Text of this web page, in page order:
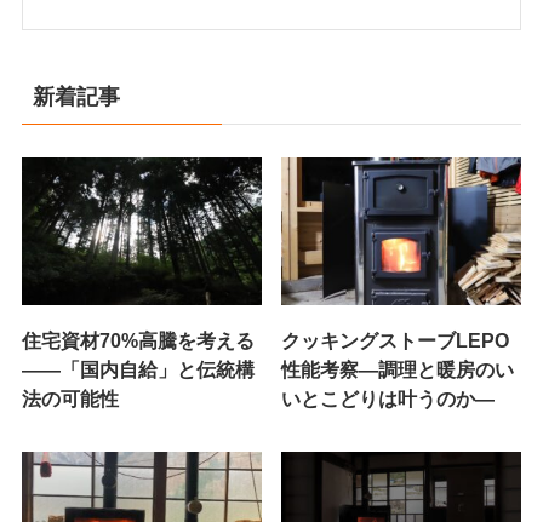
新着記事
住宅資材70%高騰を考える
——「国内自給」と伝統構
法の可能性
クッキングストーブLEPO
性能考察―調理と暖房のい
いとこどりは叶うのか―